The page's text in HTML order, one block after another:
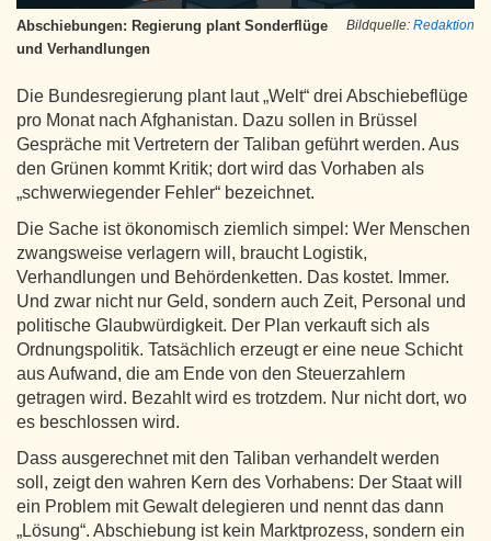
Bildquelle: Redaktion
Abschiebungen: Regierung plant Sonderflüge
und Verhandlungen
Die Bundesregierung plant laut „Welt“ drei Abschiebeflüge
pro Monat nach Afghanistan. Dazu sollen in Brüssel
Gespräche mit Vertretern der Taliban geführt werden. Aus
den Grünen kommt Kritik; dort wird das Vorhaben als
„schwerwiegender Fehler“ bezeichnet.
Die Sache ist ökonomisch ziemlich simpel: Wer Menschen
zwangsweise verlagern will, braucht Logistik,
Verhandlungen und Behördenketten. Das kostet. Immer.
Und zwar nicht nur Geld, sondern auch Zeit, Personal und
politische Glaubwürdigkeit. Der Plan verkauft sich als
Ordnungspolitik. Tatsächlich erzeugt er eine neue Schicht
aus Aufwand, die am Ende von den Steuerzahlern
getragen wird. Bezahlt wird es trotzdem. Nur nicht dort, wo
es beschlossen wird.
Dass ausgerechnet mit den Taliban verhandelt werden
soll, zeigt den wahren Kern des Vorhabens: Der Staat will
ein Problem mit Gewalt delegieren und nennt das dann
„Lösung“. Abschiebung ist kein Marktprozess, sondern ein